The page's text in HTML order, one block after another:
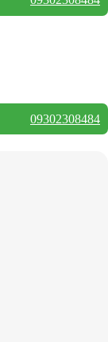
09302308484